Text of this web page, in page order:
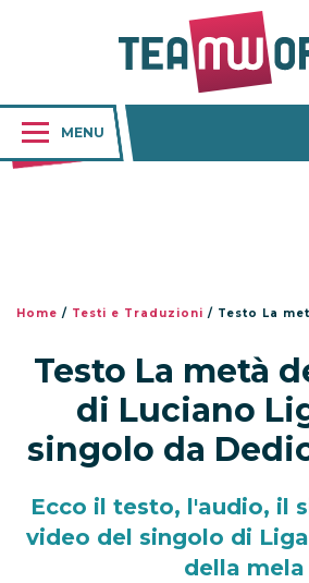
MENU
Home / Testi e Traduzioni / Testo La metà della mela
Testo La metà
di Luciano
singolo da
Ecco il testo, l'audio, il
video del singolo di
della mela